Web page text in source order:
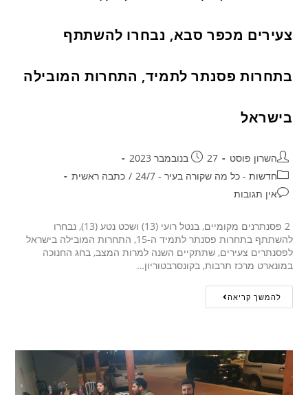
צעירים מכפר סבא, נבחרו להשתתף
בתחרות פסנתר לתמיד, התחרות המובילה
בישראל
השרון פוסט
27 בנובמבר 2023
חדשות - כל מה שקורה בעיר - 24/7
/ כתבה ראשית
אין תגובות
2 פסנתרנים מקומיים, בנטל רועי (13) ושכט נטע (13), נבחרו
להשתתף בתחרות פסנתר לתמיד ה-15, התחרות המובילה בישראל
לפסנתרים צעירים, שתתקיים השנה למרות המצב, בחג החנוכה
במונארט מרכז תרבות, בקונסרבטוריון…
להמשך קריאה